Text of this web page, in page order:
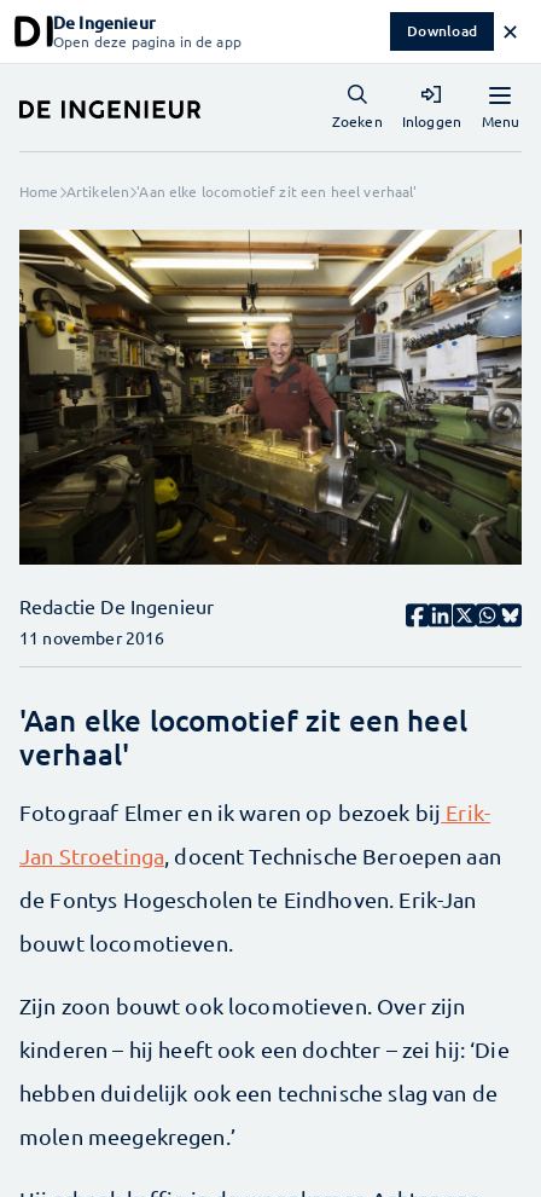
De Ingenieur
Open deze pagina in de app Download ✕
Menu
Zoeken Inloggen
Home Artikelen 'Aan elke locomotief zit een heel verhaal'
Redactie De Ingenieur
11 november 2016
'Aan elke locomotief zit een heel
verhaal'
Fotograaf Elmer en ik waren op bezoek bij Erik-
Jan Stroe­tinga, docent Technische Beroepen aan
de Fontys Hogescholen te Eindhoven. Erik-Jan
bouwt locomotieven.
Zijn zoon bouwt ook locomotieven. Over zijn
kinderen – hij heeft ook een dochter – zei hij: ‘Die
hebben duidelijk ook een technische slag van de
molen meegekregen.’